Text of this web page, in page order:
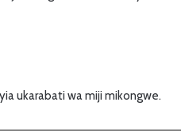
ukarabati wa miji mikongwe.